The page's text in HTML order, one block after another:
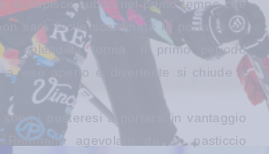
si capisce subito nel primo tempo che
sarà facile scardinare la porta di un
splendida forma. Il primo periodo
a viso aperto e divertente si chiude a
i pusteresi a portarsi in vantaggio
agevolato da un pasticcio